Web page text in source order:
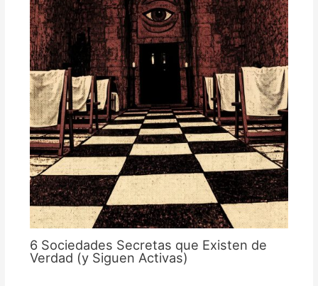
6 Sociedades Secretas que Existen de
Verdad (y Siguen Activas)